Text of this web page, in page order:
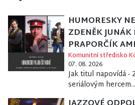
HUMORESKY
ZDENĚK JUNÁK
PRAPORČÍK
Komunitní středisko
07. 08. 2026
Jak titul napovídá -
seriálovým hercem...